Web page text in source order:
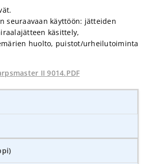
seuraavaan käyttöön: jätteiden
käsittely,
huolto, puistot/urheilutoiminta
II 9014.PDF